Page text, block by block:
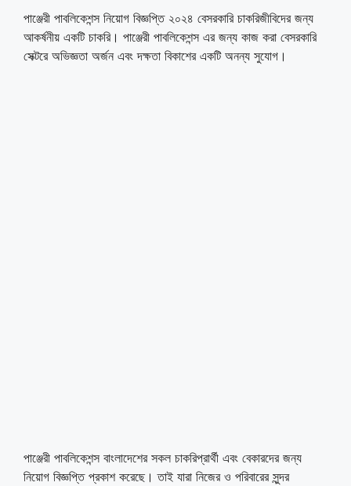
পাঞ্জেরী পাবলিকেশন্স নিয়োগ বিজ্ঞপ্তি ২০২৪ বেসরকারি চাকরিজীবিদের জন্য
আকর্ষনীয় একটি চাকরি। পাঞ্জেরী পাবলিকেশন্স এর জন্য কাজ করা বেসরকারি
সেক্টরে অভিজ্ঞতা অর্জন এবং দক্ষতা বিকাশের একটি অনন্য সুযোগ।
পাঞ্জেরী পাবলিকেশন্স বাংলাদেশের সকল চাকরিপ্রার্থী এবং বেকারদের জন্য
নিয়োগ বিজ্ঞপ্তি প্রকাশ করেছে। তাই যারা নিজের ও পরিবারের সুন্দর